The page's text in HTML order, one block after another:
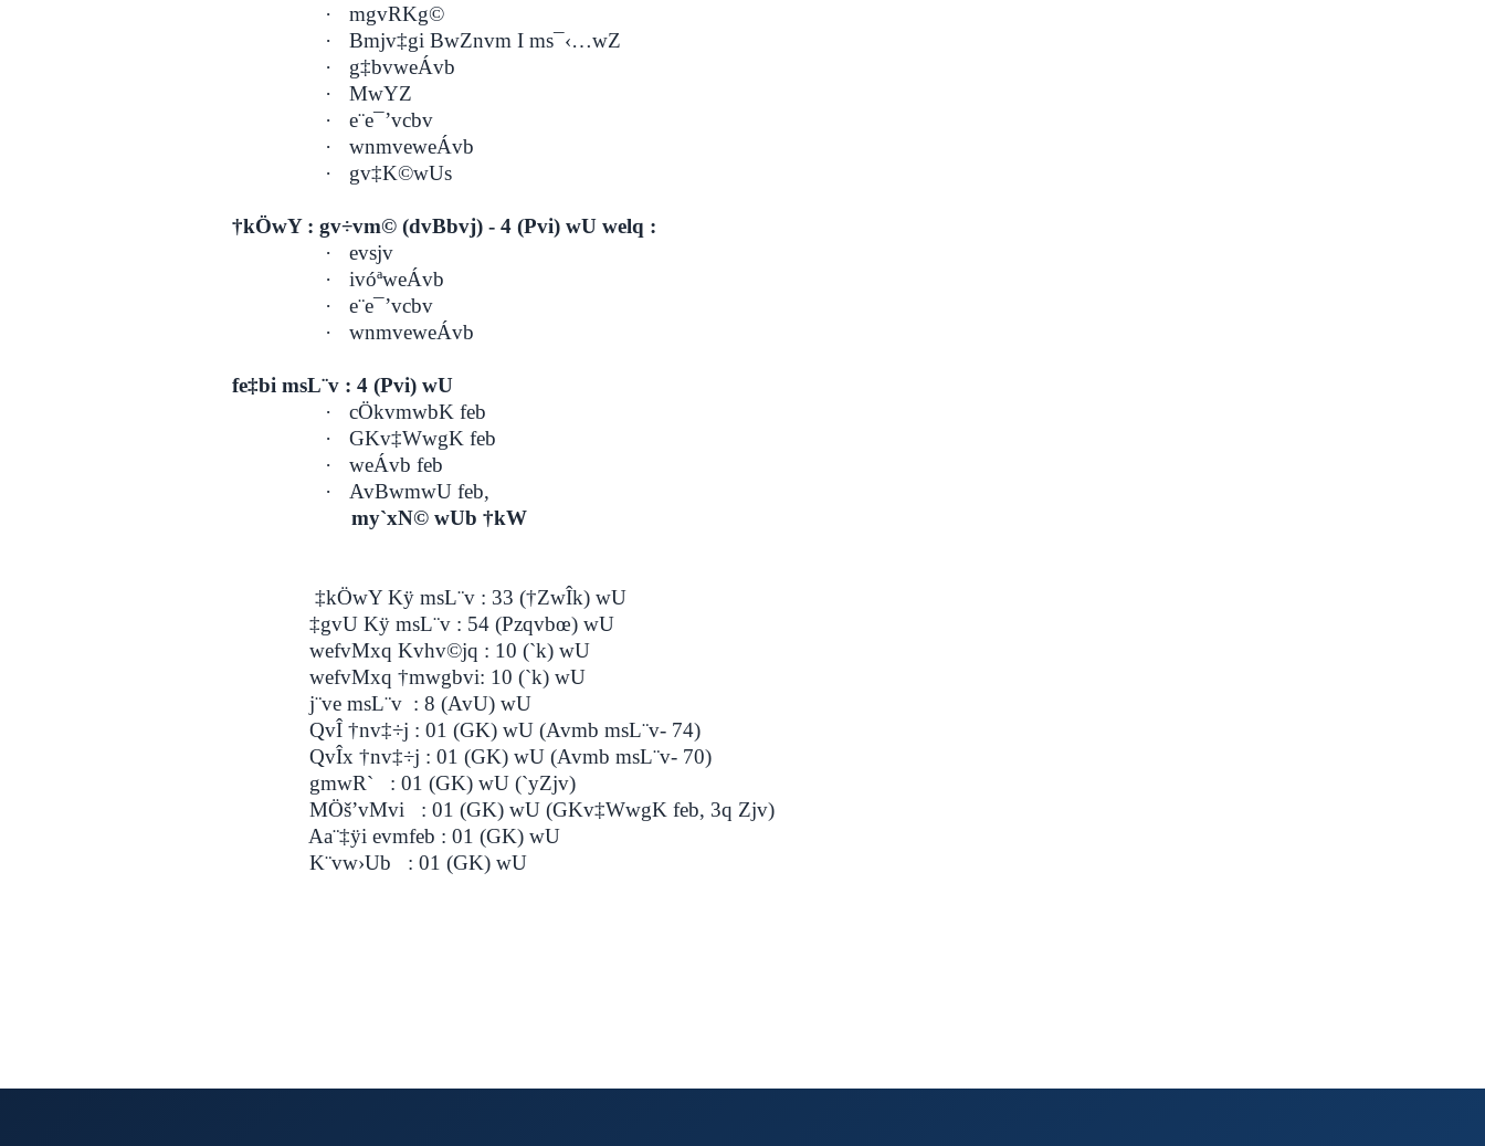
·
mgvRKg©
·
Bmjv‡gi BwZnvm I ms¯‹…wZ
·
g‡bvweÁvb
·
MwYZ
·
e¨e¯’vcbv
·
wnmveweÁvb
·
gv‡K©wUs
†kÖwY : gv÷vm© (dvBbvj) - 4 (Pvi) wU welq :
·
evsjv
·
ivóªweÁvb
·
e¨e¯’vcbv
·
wnmveweÁvb
fe‡bi msL¨v : 4 (Pvi) wU
·
cÖkvmwbK feb
·
GKv‡WwgK feb
·
weÁvb feb
·
AvBwmwU feb,
my`xN© wUb †kW
‡kÖwY Kÿ msL¨v : 33 (†ZwÎk) wU
‡gvU Kÿ msL¨v : 54 (Pzqvbœ) wU
wefvMxq Kvhv©jq : 10 (`k) wU
wefvMxq †mwgbvi: 10 (`k) wU
j¨ve msL¨v : 8 (AvU) wU
QvÎ †nv‡÷j : 01 (GK) wU (Avmb msL¨v- 74)
QvÎx †nv‡÷j : 01 (GK) wU (Avmb msL¨v- 70)
gmwR` : 01 (GK) wU (`yZjv)
MÖš’vMvi : 01 (GK) wU (GKv‡WwgK feb, 3q Zjv)
Aa¨‡ÿi evmfeb : 01 (GK) wU
K¨vw›Ub : 01 (GK) wU